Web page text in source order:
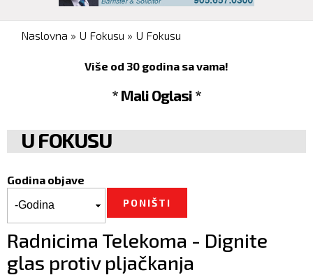
You are here
Naslovna » U Fokusu » U Fokusu
Više od 30 godina sa vama!
* Mali Oglasi *
U FOKUSU
Godina objave
Radnicima Telekoma - Dignite
glas protiv pljačkanja